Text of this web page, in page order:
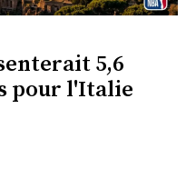
5,6
pour l'Italie